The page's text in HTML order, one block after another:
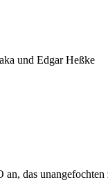
und Edgar Heßke
das